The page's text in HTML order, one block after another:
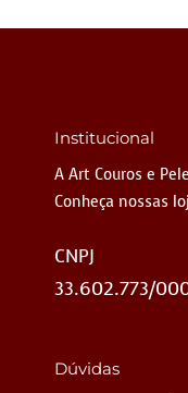
Institucional
A Art Couros e
Conheça nossas
CNPJ
33.602.773/
Dúvidas